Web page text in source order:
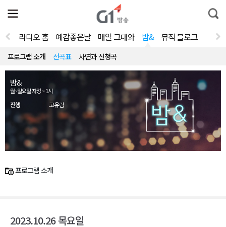
전
체
뉴
열
통
합
라디오 홈 예감좋은날 매일 그대와 밤& 뮤직 블로그
프로그램 소개 선곡표 사연과 신청곡
밤&
월~일요일 자정 ~ 1시
진행 고유림
프로그램 소개
2023.10.26 목요일